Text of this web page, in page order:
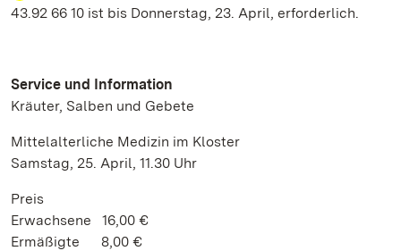
43.92 66 10 ist bis Donnerstag, 23. April, erforderlich.
Service und Information
Kräuter, Salben und Gebete
Mittelalterliche Medizin im Kloster
Samstag, 25. April, 11.30 Uhr
Preis
Erwachsene 16,00 €
Ermäßigte 8,00 €